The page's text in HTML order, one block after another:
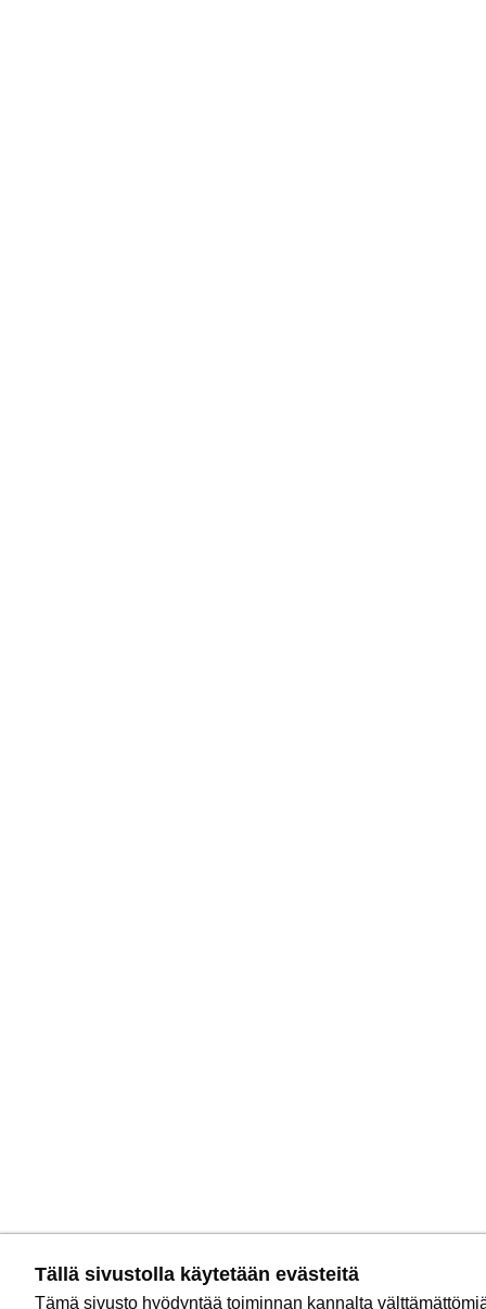
Tällä sivustolla käytetään evästeitä
Tämä sivusto hyödyntää toiminnan kannalta